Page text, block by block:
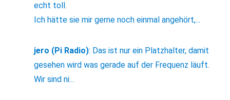
echt toll.
Ich hätte sie mir gerne noch einmal angehört,...
jero (Pi Radio): Das ist nur ein Platzhalter, damit
gesehen wird was gerade auf der Frequenz läuft.
Wir sind ni...